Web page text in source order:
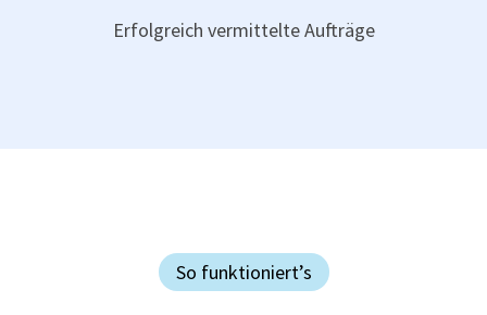
Erfolgreich vermittelte Aufträge
So funktioniert’s